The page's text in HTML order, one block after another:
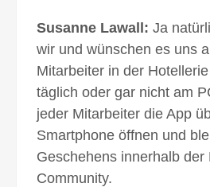
Susanne Lawall: Ja
wir und wünschen es uns
Mitarbeiter in der
täglich oder gar nicht am
jeder Mitarbeiter die App
Smartphone öffnen und
Geschehens innerhalb der
Community.